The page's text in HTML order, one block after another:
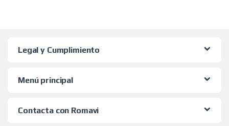
Legal y Cumplimiento
Menú principal
Contacta con Romavi